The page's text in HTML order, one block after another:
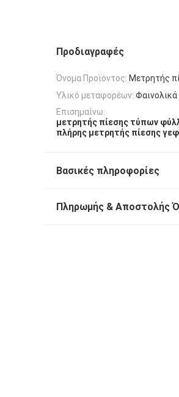
Προδιαγραφές
Όνομα Προϊόντος: Μετρητής
Υλικό μεταφορέων:
Επισημαίνω:
μετρητής πίεσης τύπων
πλήρης μετρητής πίεσης
Βασικές πληροφορίες
Πληρωμής & Αποστολής